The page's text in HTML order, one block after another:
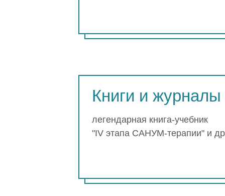
легендарная книга-учебник
"IV этапа САНУМ-терапии" и
Книги и журналы